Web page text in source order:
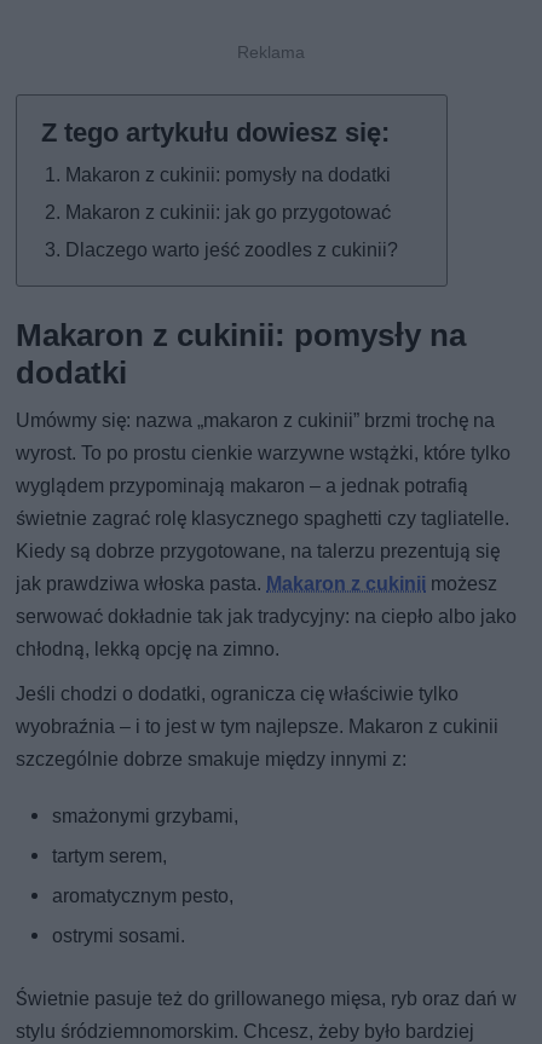
Makaron z cukinii: pomysły na dodatki
Makaron z cukinii: jak go przygotować
Dlaczego warto jeść zoodles z cukinii?
Makaron z cukinii: pomysły na
dodatki
Umówmy się: nazwa „makaron z cukinii” brzmi trochę na
wyrost. To po prostu cienkie warzywne wstążki, które tylko
wyglądem przypominają makaron – a jednak potrafią
świetnie zagrać rolę klasycznego spaghetti czy tagliatelle.
Kiedy są dobrze przygotowane, na talerzu prezentują się
jak prawdziwa włoska pasta. Makaron z cukinii możesz
serwować dokładnie tak jak tradycyjny: na ciepło albo jako
chłodną, lekką opcję na zimno.
Jeśli chodzi o dodatki, ogranicza cię właściwie tylko
wyobraźnia – i to jest w tym najlepsze. Makaron z cukinii
szczególnie dobrze smakuje między innymi z:
smażonymi grzybami,
tartym serem,
aromatycznym pesto,
ostrymi sosami.
Świetnie pasuje też do grillowanego mięsa, ryb oraz dań w
stylu śródziemnomorskim. Chcesz, żeby było bardziej